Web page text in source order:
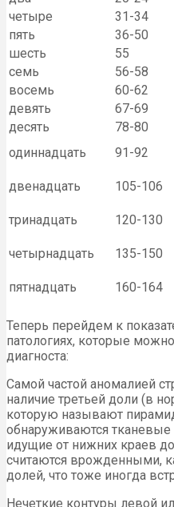
четыре
31-34
пять
36-50
шесть
55
семь
56-58
восемь
60-62
девять
67-69
десять
78-80
одиннадцать
91-92
двенадцать
105-106
тринадцать
120-130
четырнадцать
135-150
пятнадцать
160-164
Теперь перейдем к
патологиях, которые
диагноста:
Самой частой аномалией
наличие третьей доли (в
которую называют
обнаруживаются
идущие от нижних краев
считаются врожденными,
долей, что тоже иногда
Нечеткие контуры левой